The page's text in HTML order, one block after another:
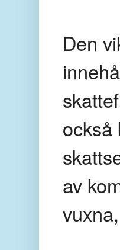
Den
också
av